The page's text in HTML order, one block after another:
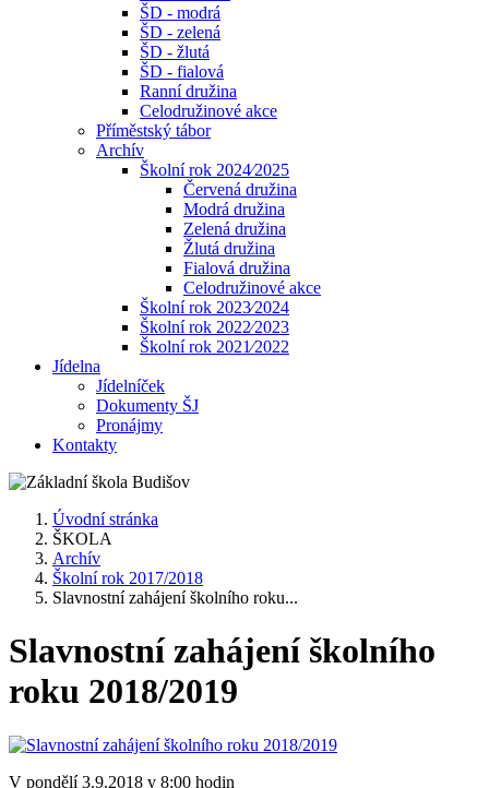
ŠD - modrá
ŠD - zelená
ŠD - žlutá
ŠD - fialová
Ranní družina
Celodružinové akce
Příměstský tábor
Archív
Školní rok 2024⁄2025
Červená družina
Modrá družina
Zelená družina
Žlutá družina
Fialová družina
Celodružinové akce
Školní rok 2023⁄2024
Školní rok 2022⁄2023
Školní rok 2021⁄2022
Jídelna
Jídelníček
Dokumenty ŠJ
Pronájmy
Kontakty
Úvodní stránka
ŠKOLA
Archív
Školní rok 2017/2018
Slavnostní zahájení školního roku...
Slavnostní zahájení školního
roku 2018/2019
V pondělí 3.9.2018 v 8:00 hodin